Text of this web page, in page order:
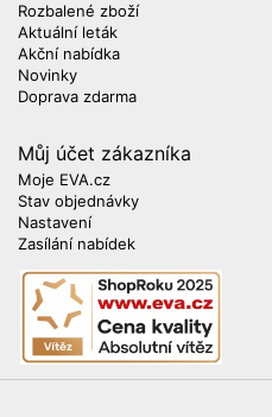
Rozbalené zboží
Aktuální leták
Akční nabídka
Novinky
Doprava zdarma
Můj účet zákazníka
Moje EVA.cz
Stav objednávky
Nastavení
Zasílání nabídek